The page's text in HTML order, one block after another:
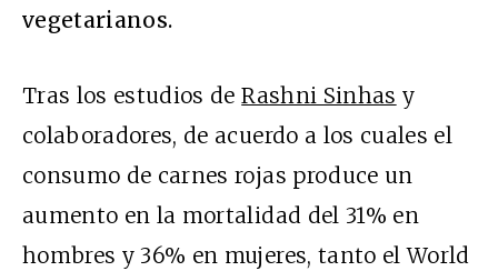
vegetarianos.
Tras los estudios deRashni Sinhas y
colaboradores, de acuerdo a los cuales el
consumo de carnes rojas produce un
aumento en la mortalidad del 31% en
hombres y 36% en mujeres, tanto el World